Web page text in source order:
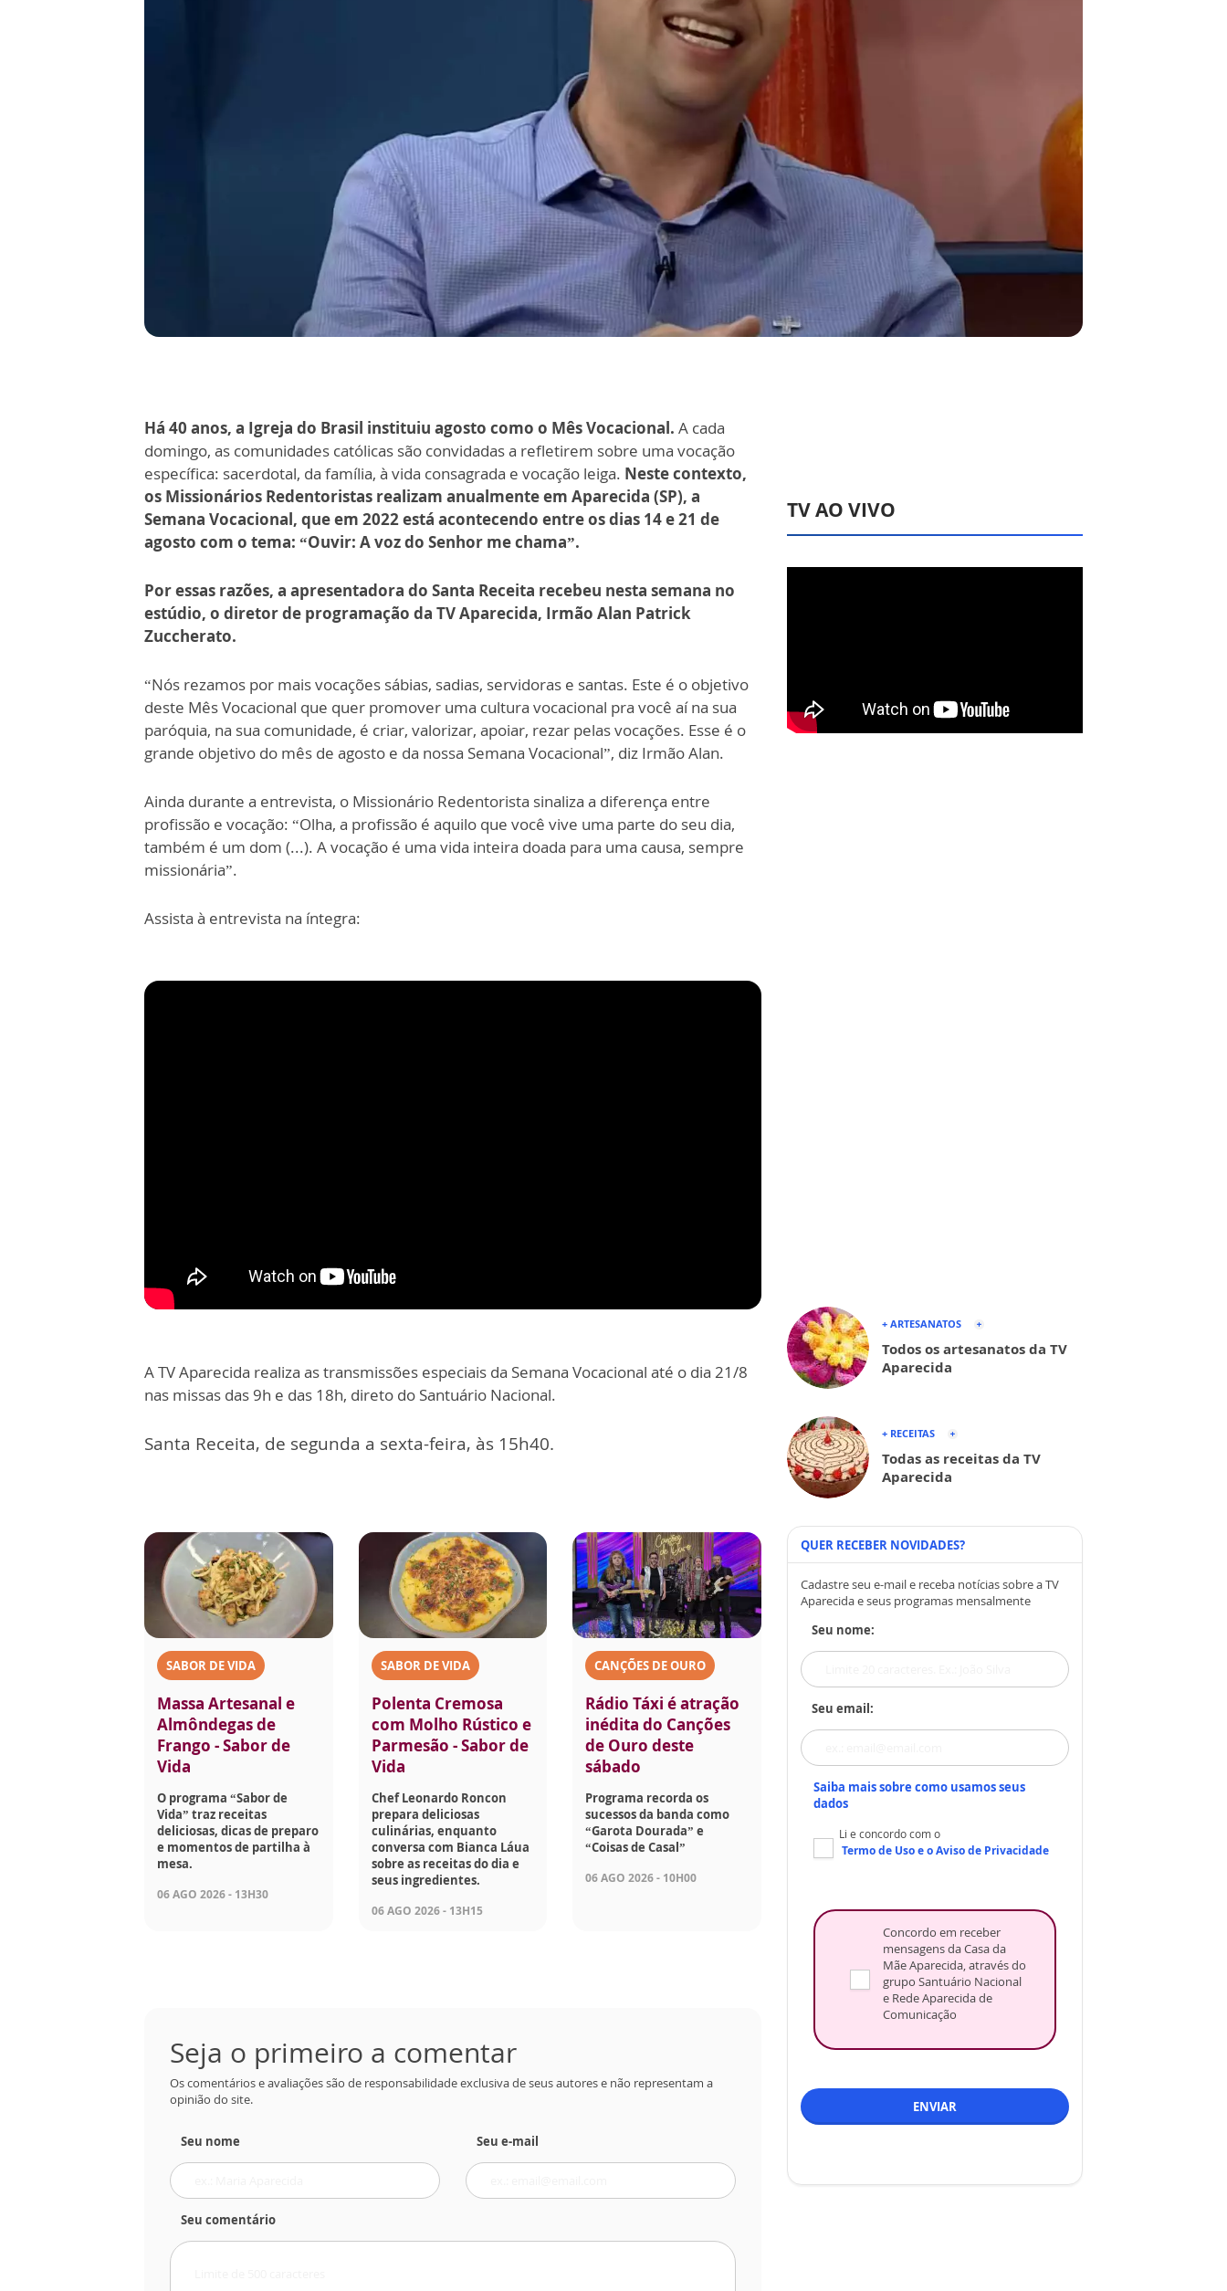
Há 40 anos, a Igreja do Brasil instituiu agosto como o Mês Vocacional. A cada
domingo, as comunidades católicas são convidadas a refletirem sobre uma vocação
específica: sacerdotal, da família, à vida consagrada e vocação leiga. Neste contexto,
os Missionários Redentoristas realizam anualmente em Aparecida (SP), a
Semana Vocacional, que em 2022 está acontecendo entre os dias 14 e 21 de
agosto com o tema: “Ouvir: A voz do Senhor me chama”.
Por essas razões, a apresentadora do Santa Receita recebeu nesta semana no
estúdio, o diretor de programação da TV Aparecida, Irmão Alan Patrick
Zuccherato.
“Nós rezamos por mais vocações sábias, sadias, servidoras e santas. Este é o objetivo
deste Mês Vocacional que quer promover uma cultura vocacional pra você aí na sua
paróquia, na sua comunidade, é criar, valorizar, apoiar, rezar pelas vocações. Esse é o
grande objetivo do mês de agosto e da nossa Semana Vocacional”, diz Irmão Alan.
Ainda durante a entrevista, o Missionário Redentorista sinaliza a diferença entre
profissão e vocação: “Olha, a profissão é aquilo que você vive uma parte do seu dia,
também é um dom (...). A vocação é uma vida inteira doada para uma causa, sempre
missionária”.
Assista à entrevista na íntegra:
A TV Aparecida realiza as transmissões especiais da Semana Vocacional até o dia 21/8
nas missas das 9h e das 18h, direto do Santuário Nacional.
Santa Receita, de segunda a sexta-feira, às 15h40.
SABOR DE VIDA
Massa Artesanal e
Almôndegas de
Frango - Sabor de
Vida
O programa “Sabor de
Vida” traz receitas
deliciosas, dicas de preparo
e momentos de partilha à
mesa.
06 AGO 2026 - 13H30
SABOR DE VIDA
Polenta Cremosa
com Molho Rústico e
Parmesão - Sabor de
Vida
Chef Leonardo Roncon
prepara deliciosas
culinárias, enquanto
conversa com Bianca Láua
sobre as receitas do dia e
seus ingredientes.
06 AGO 2026 - 13H15
CANÇÕES DE OURO
Rádio Táxi é atração
inédita do Canções
de Ouro deste
sábado
Programa recorda os
sucessos da banda como
“Garota Dourada” e
“Coisas de Casal”
06 AGO 2026 - 10H00
Seja o primeiro a comentar
Os comentários e avaliações são de responsabilidade exclusiva de seus autores e não representam a
opinião do site.
Seu nome Seu e-mail
Seu comentário
TV AO VIVO
+ ARTESANATOS
Todos os artesanatos da TV
Aparecida
+ RECEITAS
Todas as receitas da TV
Aparecida
QUER RECEBER NOVIDADES?
Cadastre seu e-mail e receba notícias sobre a TV
Aparecida e seus programas mensalmente
Seu nome:
Seu email:
Saiba mais sobre como usamos seus
dados
Li e concordo com o
Termo de Usoe oAviso de Privacidade
Concordo em receber
mensagens da Casa da
Mãe Aparecida, através do
grupo Santuário Nacional
e Rede Aparecida de
Comunicação
ENVIAR